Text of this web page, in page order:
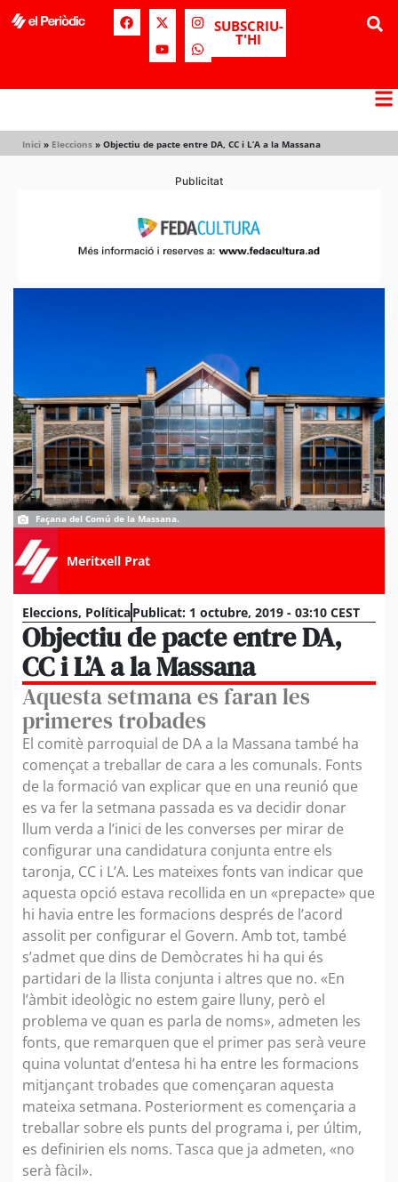
SUBSCRIU-
T'HI
Inici » Eleccions » Objectiu de pacte entre DA, CC i L’A a la Massana
Publicitat
Façana del Comú de la Massana.
Meritxell Prat
Eleccions, PolíticaPublicat: 1 octubre, 2019 - 03:10 CEST
Objectiu de pacte entre DA,
CC i L’A a la Massana
Aquesta setmana es faran les
primeres trobades
El comitè parroquial de DA a la Massana també ha
començat a treballar de cara a les comunals. Fonts
de la formació van explicar que en una reunió que
es va fer la setmana passada es va decidir donar
llum verda a l’inici de les converses per mirar de
configurar una candidatura conjunta entre els
taronja, CC i L’A. Les mateixes fonts van indicar que
aquesta opció estava recollida en un «prepacte» que
hi havia entre les formacions després de l’acord
assolit per configurar el Govern. Amb tot, també
s’admet que dins de Demòcrates hi ha qui és
partidari de la llista conjunta i altres que no. «En
l’àmbit ideològic no estem gaire lluny, però el
problema ve quan es parla de noms», admeten les
fonts, que remarquen que el primer pas serà veure
quina voluntat d’entesa hi ha entre les formacions
mitjançant trobades que començaran aquesta
mateixa setmana. Posteriorment es començaria a
treballar sobre els punts del programa i, per últim,
es definirien els noms. Tasca que ja admeten, «no
serà fàcil».